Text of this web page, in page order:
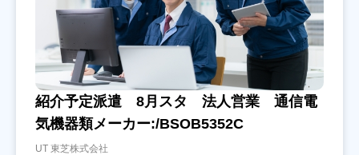
紹介予定派遣 8月スタ 法人営業 通信電
気機器類メーカー:/BSOB5352C
UT 東芝株式会社